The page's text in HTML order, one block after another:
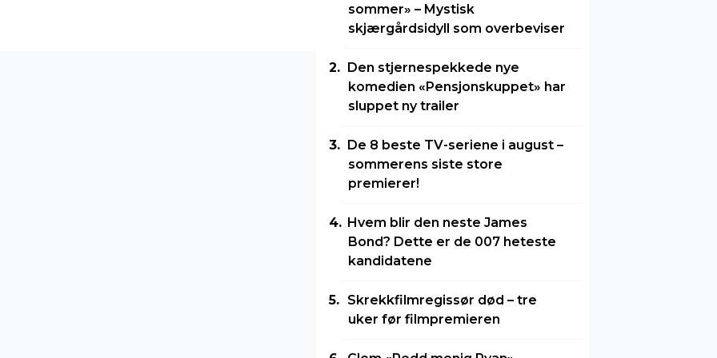
sommer» – Mystisk
skjærgårdsidyll som overbeviser
Den stjernespekkede nye
komedien «Pensjonskuppet» har
sluppet ny trailer
De 8 beste TV-seriene i august –
sommerens siste store
premierer!
Hvem blir den neste James
Bond? Dette er de 007 heteste
kandidatene
Skrekkfilmregissør død – tre
uker før filmpremieren